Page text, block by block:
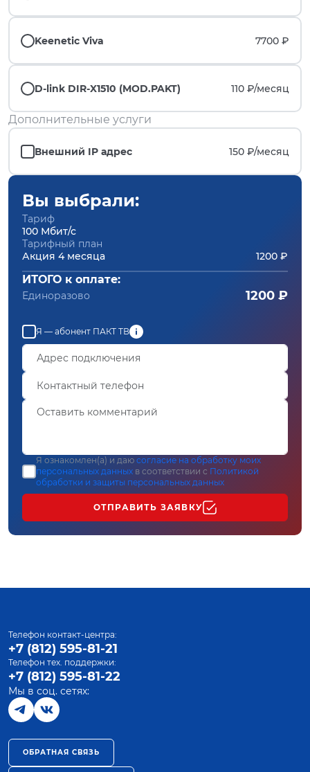
Keenetic Viva 7700 ₽
D-link DIR-X1510 (MOD.PAKT) 110 ₽/месяц
Дополнительные услуги
Внешний IP адрес 150 ₽/месяц
Вы выбрали:
Тариф
100 Мбит/с
Тарифный план
Акция 4 месяца
1200 ₽
ИТОГО к оплате:
Единоразово 1200 ₽
Я — абонент ПАКТ ТВ
Я ознакомлен(а) и даю согласие на обработку моих
персональных данных в соответствии с Политикой
обработки и защиты персональных данных
ОТПРАВИТЬ ЗАЯВКУ
Телефон контакт-центра:
+7 (812) 595-81-21
Телефон тех. поддержки:
+7 (812) 595-81-22
Мы в соц. сетях:
ОБРАТНАЯ СВЯЗЬ